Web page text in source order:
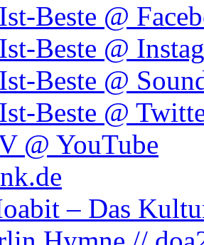
Beste @
Beste @
Beste @
Beste @
@ YouTube
– Das